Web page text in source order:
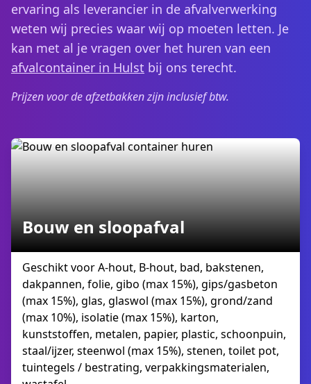
ervaring als leverancier in de afvalverwerking
weten wij precies waar wij op moeten letten. Je
kan met al je vragen over het huren van een
afvalcontainer in Hulst bij ons terecht.
Prijzen voor de afzetbakken zijn inclusief btw.
Bouw en sloopafval
Geschikt voor A-hout, B-hout, bad, bakstenen,
dakpannen, folie, gibo (max 15%), gips/gasbeton
(max 15%), glas, glaswol (max 15%), grond/zand
(max 10%), isolatie (max 15%), karton,
kunststoffen, metalen, papier, plastic, schoonpuin,
staal/ijzer, steenwol (max 15%), stenen, toilet pot,
tuintegels / bestrating, verpakkingsmaterialen,